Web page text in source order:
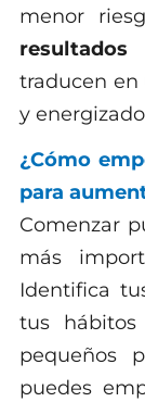
menor
traducen en
y
¿Cómo
para
Comenzar
más
Identifica
tus hábitos
pequeños
puedes